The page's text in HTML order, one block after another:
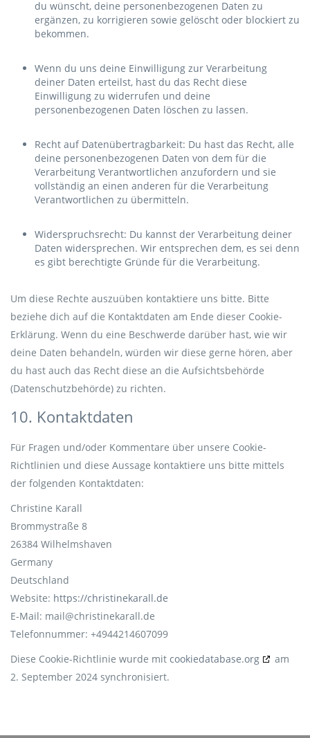
du wünscht, deine personenbezogenen Daten zu
ergänzen, zu korrigieren sowie gelöscht oder blockiert zu
bekommen.
Wenn du uns deine Einwilligung zur Verarbeitung
deiner Daten erteilst, hast du das Recht diese
Einwilligung zu widerrufen und deine
personenbezogenen Daten löschen zu lassen.
Recht auf Datenübertragbarkeit: Du hast das Recht, alle
deine personenbezogenen Daten von dem für die
Verarbeitung Verantwortlichen anzufordern und sie
vollständig an einen anderen für die Verarbeitung
Verantwortlichen zu übermitteln.
Widerspruchsrecht: Du kannst der Verarbeitung deiner
Daten widersprechen. Wir entsprechen dem, es sei denn
es gibt berechtigte Gründe für die Verarbeitung.
Um diese Rechte auszuüben kontaktiere uns bitte. Bitte
beziehe dich auf die Kontaktdaten am Ende dieser Cookie-
Erklärung. Wenn du eine Beschwerde darüber hast, wie wir
deine Daten behandeln, würden wir diese gerne hören, aber
du hast auch das Recht diese an die Aufsichtsbehörde
(Datenschutzbehörde) zu richten.
10. Kontaktdaten
Für Fragen und/oder Kommentare über unsere Cookie-
Richtlinien und diese Aussage kontaktiere uns bitte mittels
der folgenden Kontaktdaten:
Christine Karall
Brommystraße 8
26384 Wilhelmshaven
Germany
Deutschland
Website: https://christinekarall.de
E-Mail: mail@christinekarall.de
Telefonnummer: +4944214607099
Diese Cookie-Richtlinie wurde mit cookiedatabase.org
am
2. September 2024 synchronisiert.